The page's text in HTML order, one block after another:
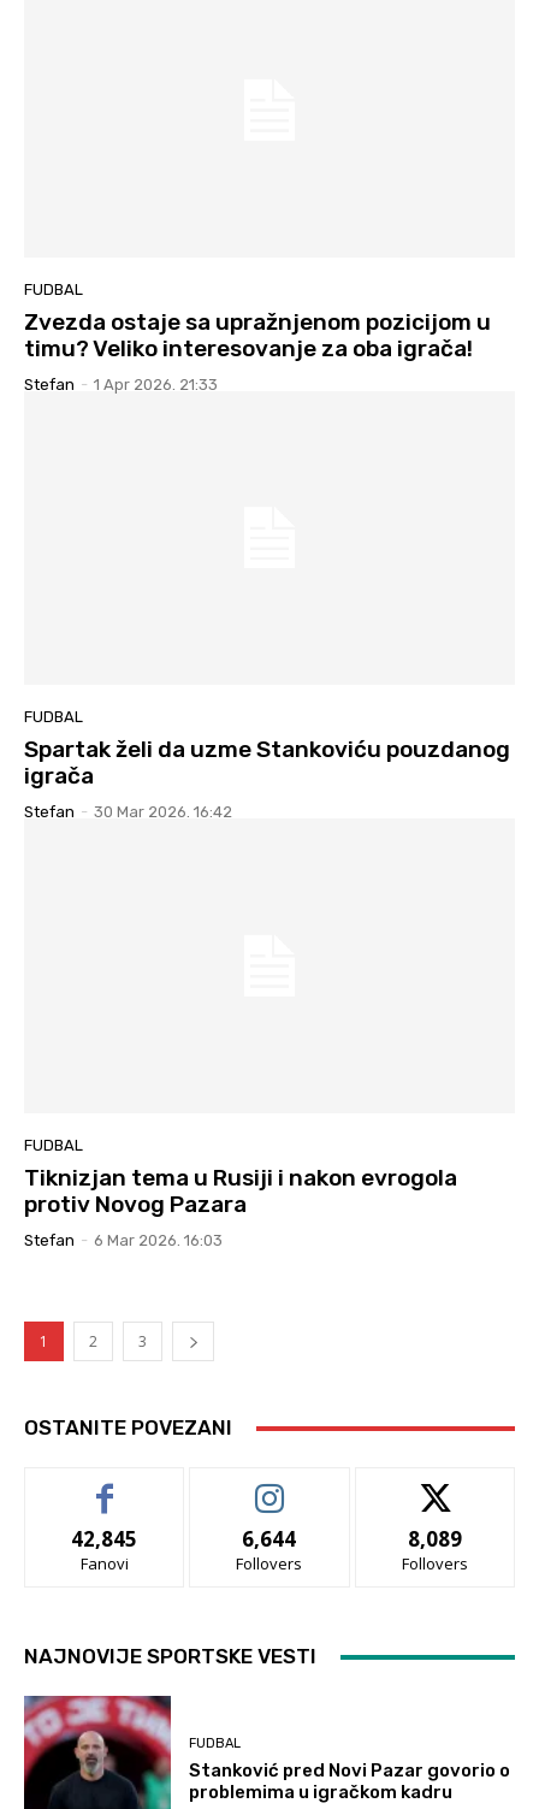
FUDBAL
Zvezda ostaje sa upražnjenom pozicijom u
timu? Veliko interesovanje za oba igrača!
Stefan - 1 Apr 2026. 21:33
FUDBAL
Spartak želi da uzme Stankoviću pouzdanog
igrača
Stefan - 30 Mar 2026. 16:42
FUDBAL
Tiknizjan tema u Rusiji i nakon evrogola
protiv Novog Pazara
Stefan - 6 Mar 2026. 16:03
1 2 3
OSTANITE POVEZANI
42,845
Fanovi
6,644
Follovers
8,089
Follovers
NAJNOVIJE SPORTSKE VESTI
FUDBAL
Stanković pred Novi Pazar govorio o
problemima u igračkom kadru